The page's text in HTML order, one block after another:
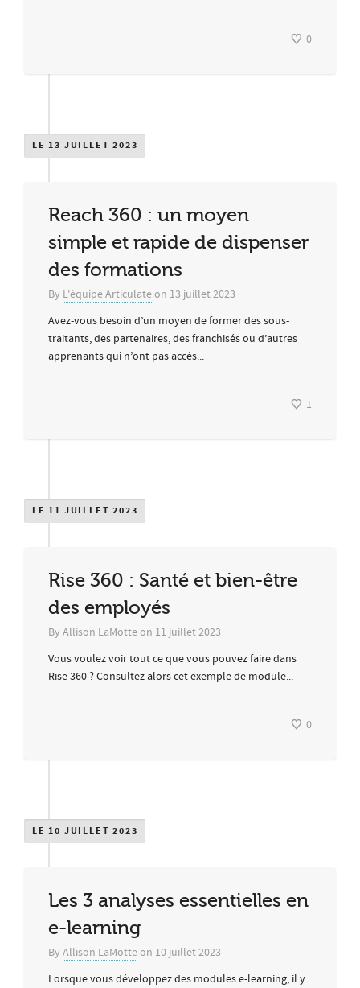
0
LE 13 JUILLET 2023
Reach 360 : un moyen
simple et rapide de dispenser
des formations
By L'équipe Articulateon 13 juillet 2023
Avez-vous besoin d’un moyen de former des sous-
traitants, des partenaires, des franchisés ou d’autres
apprenants qui n’ont pas accès...
1
LE 11 JUILLET 2023
Rise 360 : Santé et bien-être
des employés
By Allison LaMotteon 11 juillet 2023
Vous voulez voir tout ce que vous pouvez faire dans
Rise 360 ? Consultez alors cet exemple de module...
0
LE 10 JUILLET 2023
Les 3 analyses essentielles en
e-learning
By Allison LaMotteon 10 juillet 2023
Lorsque vous développez des modules e-learning, il y